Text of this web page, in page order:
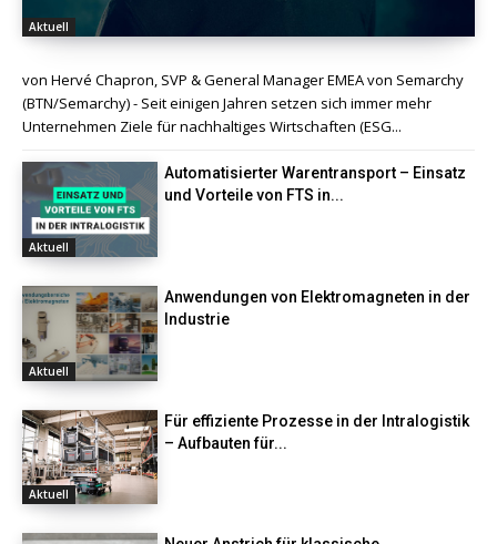
Aktuell
von Hervé Chapron, SVP & General Manager EMEA von Semarchy
(BTN/Semarchy) - Seit einigen Jahren setzen sich immer mehr
Unternehmen Ziele für nachhaltiges Wirtschaften (ESG...
Aktuell
Automatisierter Warentransport – Einsatz
und Vorteile von FTS in...
Aktuell
Anwendungen von Elektromagneten in der
Industrie
Aktuell
Für effiziente Prozesse in der Intralogistik
– Aufbauten für...